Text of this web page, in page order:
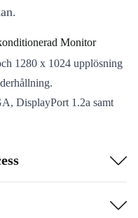
Monitor
1280 x 1024 upplösning
DisplayPort 1.2a samt
in datorn, tillbehör och
vid snabba
ögontrötthet under